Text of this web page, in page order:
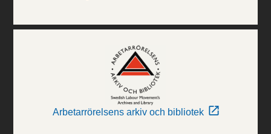
Arbetarrörelsens arkiv och bibliotek